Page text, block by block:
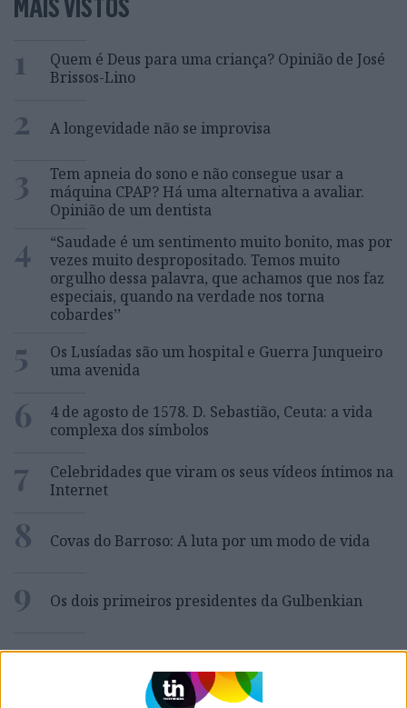
MAIS VISTOS
1
Quem é Deus para uma criança? Opinião de José
Brissos-Lino
2 A longevidade não se improvisa
3
Tem apneia do sono e não consegue usar a
máquina CPAP? Há uma alternativa a avaliar.
Opinião de um dentista
4
“Saudade é um sentimento muito bonito, mas por
vezes muito despropositado. Temos muito
orgulho dessa palavra, que achamos que nos faz
especiais, quando na verdade nos torna
cobardes’’
5
Os Lusíadas são um hospital e Guerra Junqueiro
uma avenida
6
4 de agosto de 1578. D. Sebastião, Ceuta: a vida
complexa dos símbolos
7
Celebridades que viram os seus vídeos íntimos na
Internet
8 Covas do Barroso: A luta por um modo de vida
9 Os dois primeiros presidentes da Gulbenkian
10